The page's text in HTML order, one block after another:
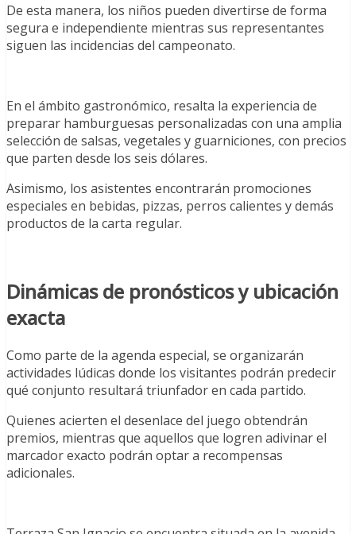
De esta manera, los niños pueden divertirse de forma
segura e independiente mientras sus representantes
siguen las incidencias del campeonato.
En el ámbito gastronómico, resalta la experiencia de
preparar hamburguesas personalizadas con una amplia
selección de salsas, vegetales y guarniciones, con precios
que parten desde los seis dólares.
Asimismo, los asistentes encontrarán promociones
especiales en bebidas, pizzas, perros calientes y demás
productos de la carta regular.
Dinámicas de pronósticos y ubicación
exacta
Como parte de la agenda especial, se organizarán
actividades lúdicas donde los visitantes podrán predecir
qué conjunto resultará triunfador en cada partido.
Quienes acierten el desenlace del juego obtendrán
premios, mientras que aquellos que logren adivinar el
marcador exacto podrán optar a recompensas
adicionales.